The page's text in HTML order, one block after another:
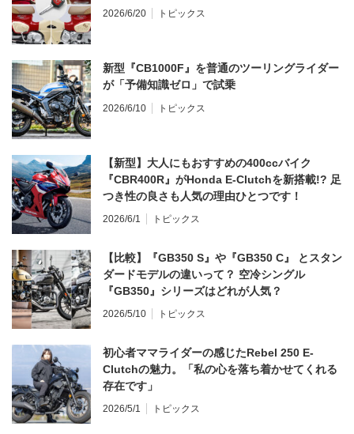
2026/6/20 トピックス
新型『CB1000F』を普通のツーリングライダー
が「予備知識ゼロ」で試乗
2026/6/10 トピックス
【新型】大人にもおすすめの400ccバイク
『CBR400R』がHonda E-Clutchを新搭載!? 足
つき性の良さも人気の理由ひとつです！
2026/6/1 トピックス
【比較】『GB350 S』や『GB350 C』 とスタン
ダードモデルの違いって？ 空冷シングル
『GB350』シリーズはどれが人気？
2026/5/10 トピックス
初心者ママライダーの感じたRebel 250 E-
Clutchの魅力。「私の心を落ち着かせてくれる
存在です」
2026/5/1 トピックス